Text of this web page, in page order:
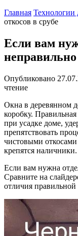
Главная Технологии
откосов в срубе
Если вам
Опубликовано
чтение
Окна в деревянном
коробку.
при усадке доме,
препятствовать
чистовыми
крепятся наличники.
Если вам нужна
Сравните на
отличия